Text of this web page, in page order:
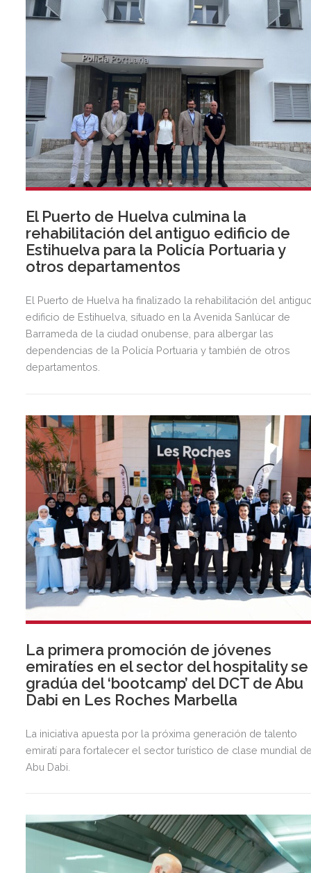
El Puerto de Huelva culmina la
rehabilitación del antiguo edificio de
Estihuelva para la Policía Portuaria y
otros departamentos
El Puerto de Huelva ha finalizado la rehabilitación del
edificio de Estihuelva, situado en la Avenida Sanlúcar de
Barrameda de la ciudad onubense, para albergar las
dependencias de la Policía Portuaria y también de otros
departamentos.
La primera promoción de jóvenes
emiratíes en el sector del hospitality se
gradúa del ‘bootcamp’ del DCT de Abu
Dabi en Les Roches Marbella
La iniciativa apuesta por la próxima generación de talento
emiratí para fortalecer el sector turístico de clase mundial
Abu Dabi.